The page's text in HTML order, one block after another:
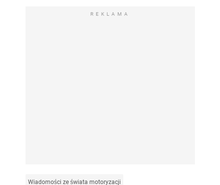
REKLAMA
Wiadomości ze świata motoryzacji